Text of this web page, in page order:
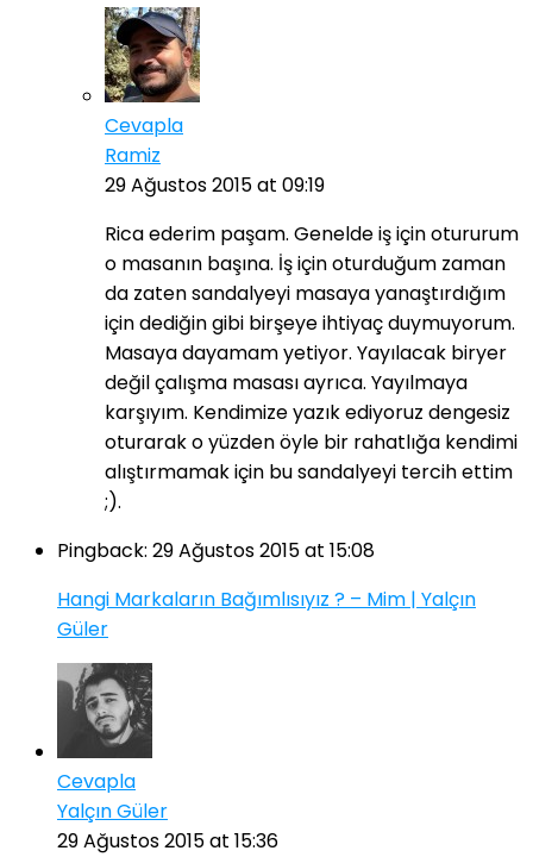
Cevapla
Ramiz
29 Ağustos 2015 at 09:19
Rica ederim paşam. Genelde iş için otururum
o masanın başına. İş için oturduğum zaman
da zaten sandalyeyi masaya yanaştırdığım
için dediğin gibi birşeye ihtiyaç duymuyorum.
Masaya dayamam yetiyor. Yayılacak biryer
değil çalışma masası ayrıca. Yayılmaya
karşıyım. Kendimize yazık ediyoruz dengesiz
oturarak o yüzden öyle bir rahatlığa kendimi
alıştırmamak için bu sandalyeyi tercih ettim
;).
Pingback: 29 Ağustos 2015 at 15:08
Hangi Markaların Bağımlısıyız ? – Mim | Yalçın
Güler
Cevapla
Yalçın Güler
29 Ağustos 2015 at 15:36